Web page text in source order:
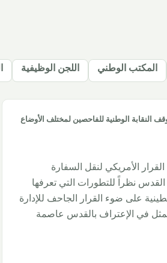
المكتب الوطني اللجن الوظيفية
الأمريكي لنقل السفارة
القدس نظراً للتطورات التي تعرفها
على ضوء القرار الجاحف للإدارة
في الإعتراف بالقدس عاصمة